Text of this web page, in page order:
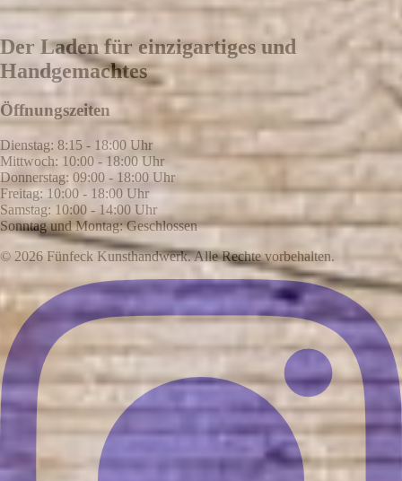
Der Laden für einzigartiges und
Handgemachtes
Öffnungszeiten
Dienstag: 8:15 - 18:00 Uhr
Mittwoch: 10:00 - 18:00 Uhr
Donnerstag: 09:00 - 18:00 Uhr
Freitag: 10:00 - 18:00 Uhr
Samstag: 10:00 - 14:00 Uhr
Sonntag und Montag: Geschlossen
© 2026 Fünfeck Kunsthandwerk. Alle Rechte vorbehalten.